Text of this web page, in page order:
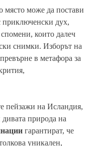
място може да постави
приключенски дух,
които далеч
снимки. Изборът на
в метафора за
пейзажи на Исландия,
природа на
гарантират, че
уникален,